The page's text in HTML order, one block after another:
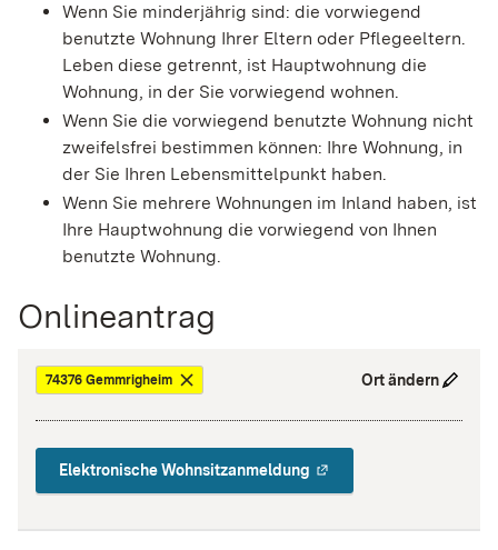
Wenn Sie minderjährig sind: die vorwiegend
benutzte Wohnung Ihrer Eltern oder Pflegeeltern.
Leben diese getrennt, ist Hauptwohnung die
Wohnung, in der Sie vorwiegend wohnen.
Wenn Sie die vorwiegend benutzte Wohnung nicht
zweifelsfrei bestimmen können: Ihre Wohnung, in
der Sie Ihren Lebensmittelpunkt haben.
Wenn Sie mehrere Wohnungen im Inland haben, ist
Ihre Hauptwohnung die vorwiegend von Ihnen
benutzte Wohnung.
Onlineantrag
74376 Gemmrigheim Ort ändern
Elektronische Wohnsitzanmeldung